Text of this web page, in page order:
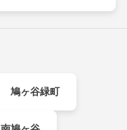
鳩ヶ谷緑町